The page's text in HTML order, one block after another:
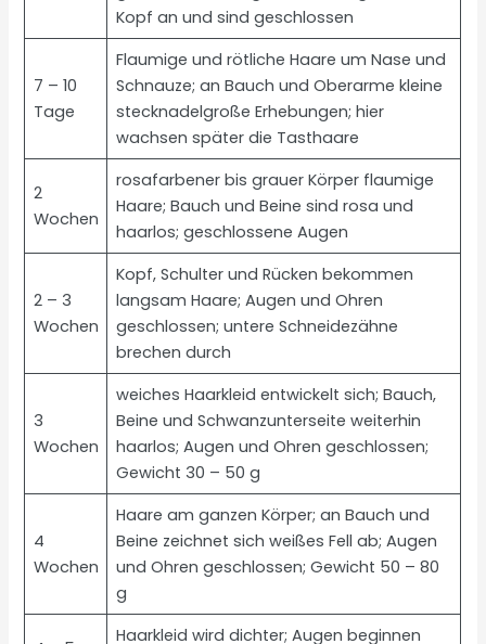
Kopf an und sind geschlossen
7 – 10
Tage
Flaumige und rötliche Haare um Nase und
Schnauze; an Bauch und Oberarme kleine
stecknadelgroße Erhebungen; hier
wachsen später die Tasthaare
2
Wochen
rosafarbener bis grauer Körper flaumige
Haare; Bauch und Beine sind rosa und
haarlos; geschlossene Augen
2 – 3
Wochen
Kopf, Schulter und Rücken bekommen
langsam Haare; Augen und Ohren
geschlossen; untere Schneidezähne
brechen durch
3
Wochen
weiches Haarkleid entwickelt sich; Bauch,
Beine und Schwanzunterseite weiterhin
haarlos; Augen und Ohren geschlossen;
Gewicht 30 – 50 g
4
Wochen
Haare am ganzen Körper; an Bauch und
Beine zeichnet sich weißes Fell ab; Augen
und Ohren geschlossen; Gewicht 50 – 80
g
Haarkleid wird dichter; Augen beginnen